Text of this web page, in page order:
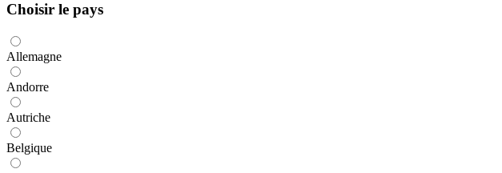
Choisir le pays
Allemagne
Andorre
Autriche
Belgique